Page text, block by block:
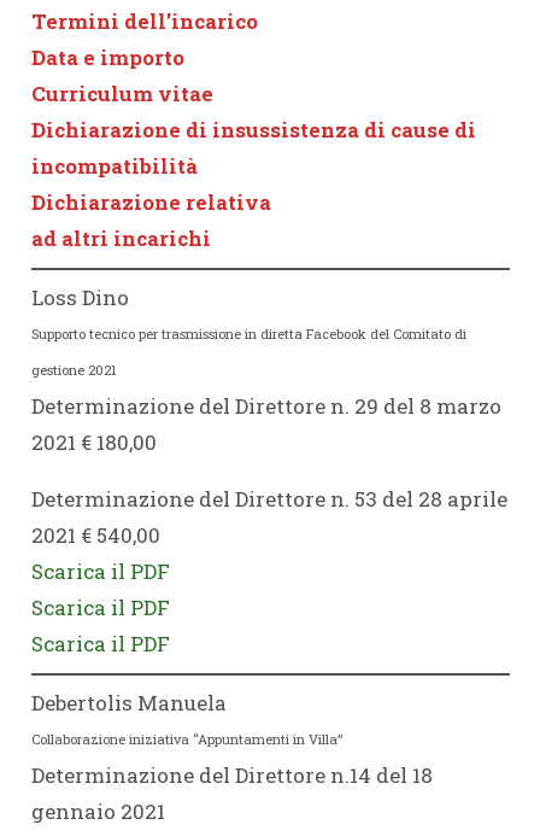
Termini dell’incarico
Data e importo
Curriculum vitae
Dichiarazione di insussistenza di cause di
incompatibilità
Dichiarazione relativa
ad altri incarichi
Loss Dino
Supporto tecnico per trasmissione in diretta Facebook del Comitato di
gestione 2021
Determinazione del Direttore n. 29 del 8 marzo
2021 € 180,00
Determinazione del Direttore n. 53 del 28 aprile
2021 € 540,00
Scarica il PDF
Scarica il PDF
Scarica il PDF
Debertolis Manuela
Collaborazione iniziativa “Appuntamenti in Villa”
Determinazione del Direttore n.14 del 18
gennaio 2021